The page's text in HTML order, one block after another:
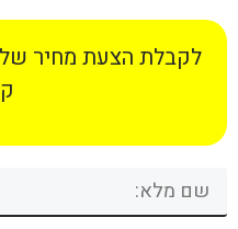
לקבלת הצעת מחיר